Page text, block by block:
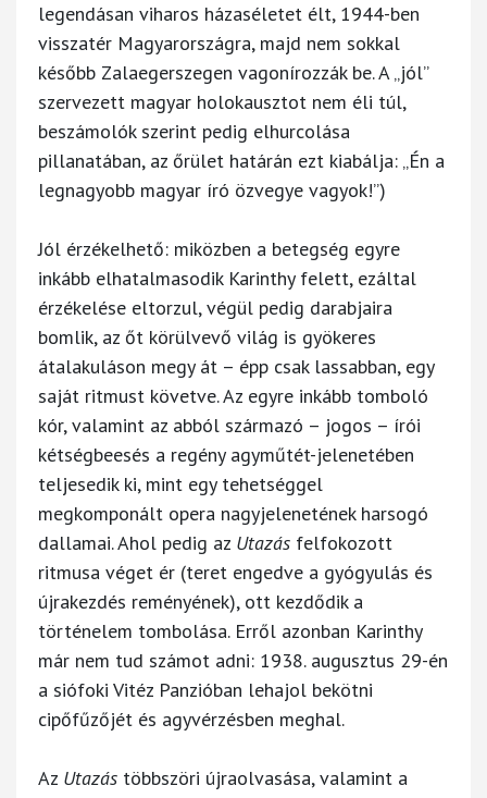
legendásan viharos házaséletet élt, 1944-ben
visszatér Magyarországra, majd nem sokkal
később Zalaegerszegen vagonírozzák be. A „jól”
szervezett magyar holokausztot nem éli túl,
beszámolók szerint pedig elhurcolása
pillanatában, az őrület határán ezt kiabálja: „Én a
legnagyobb magyar író özvegye vagyok!”)
Jól érzékelhető: miközben a betegség egyre
inkább elhatalmasodik Karinthy felett, ezáltal
érzékelése eltorzul, végül pedig darabjaira
bomlik, az őt körülvevő világ is gyökeres
átalakuláson megy át – épp csak lassabban, egy
saját ritmust követve. Az egyre inkább tomboló
kór, valamint az abból származó – jogos – írói
kétségbeesés a regény agyműtét-jelenetében
teljesedik ki, mint egy tehetséggel
megkomponált opera nagyjelenetének harsogó
dallamai. Ahol pedig az Utazás felfokozott
ritmusa véget ér (teret engedve a gyógyulás és
újrakezdés reményének), ott kezdődik a
történelem tombolása. Erről azonban Karinthy
már nem tud számot adni: 1938. augusztus 29-én
a siófoki Vitéz Panzióban lehajol bekötni
cipőfűzőjét és agyvérzésben meghal.
Az Utazás többszöri újraolvasása, valamint a